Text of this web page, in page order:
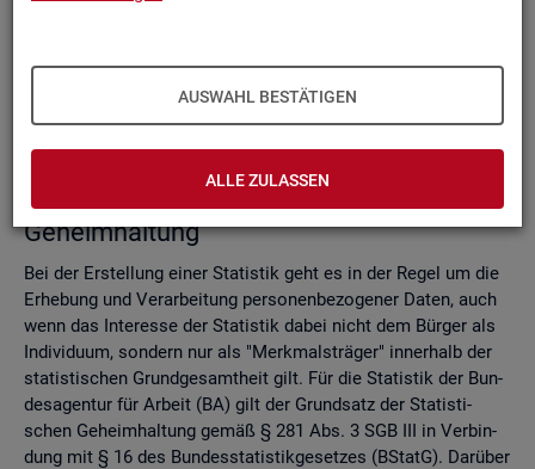
AUSWAHL BESTÄTIGEN
ALLE ZULASSEN
tung
Zell­sper­rungs­ver­fah­ren
Run­dungs­ver­fah­ren
Ver­gleich der Ver­fah­ren
Recht­li­che Grund­la­gen der sta­tis­ti­schen
Ge­heim­hal­tung
Bei der Er­stel­lung einer Sta­tis­tik geht es in der Regel um die
Er­he­bung und Ver­ar­bei­tung per­so­nen­be­zo­ge­ner Daten, auch
wenn das In­ter­es­se der Sta­tis­tik dabei nicht dem Bür­ger als
In­di­vi­du­um, son­dern nur als "Merk­mals­trä­ger" in­ner­halb der
sta­tis­ti­schen Grund­ge­samt­heit gilt. Für die Sta­tis­tik der Bun­
des­agen­tur für Ar­beit (BA) gilt der Grund­satz der Sta­tis­ti­
schen Ge­heim­hal­tung gemäß § 281 Abs. 3 SGB III in Ver­bin­
dung mit § 16 des Bun­des­sta­tis­tik­ge­set­zes (BStatG). Dar­über